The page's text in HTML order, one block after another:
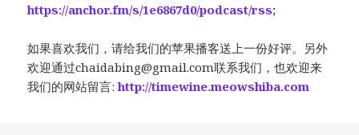
https://anchor.fm/s/1e6867d0/podcast/rss;
如果喜欢我们，请给我们的苹果播客送上一份好评。另外
欢迎通过chaidabing@gmail.com联系我们，也欢迎来
我们的网站留言:http://timewine.meowshiba.com